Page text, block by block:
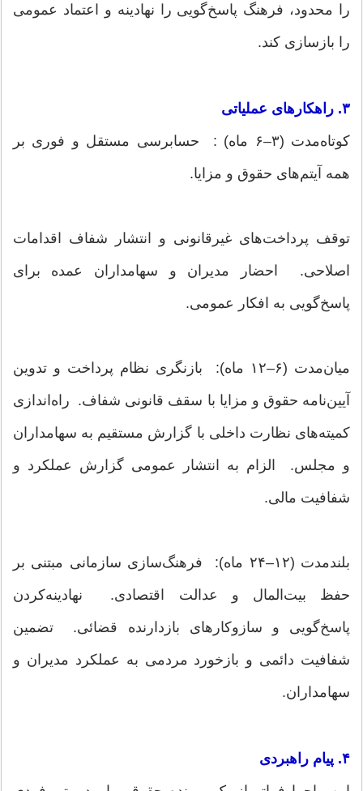
را محدود، فرهنگ پاسخ‌گویی را نهادینه و اعتماد عمومی
را بازسازی کند.
۳. راهکارهای عملیاتی
کوتاه‌مدت (۳–۶ ماه) : حسابرسی مستقل و فوری بر
همه آیتم‌های حقوق و مزایا.
توقف پرداخت‌های غیرقانونی و انتشار شفاف اقدامات
اصلاحی. احضار مدیران و سهامداران عمده برای
پاسخ‌گویی به افکار عمومی.
میان‌مدت (۶–۱۲ ماه): بازنگری نظام پرداخت و تدوین
آیین‌نامه حقوق و مزایا با سقف قانونی شفاف. راه‌اندازی
کمیته‌های نظارت داخلی با گزارش مستقیم به سهامداران
و مجلس. الزام به انتشار عمومی گزارش عملکرد و
شفافیت مالی.
بلندمدت (۱۲–۲۴ ماه): فرهنگ‌سازی سازمانی مبتنی بر
حفظ بیت‌المال و عدالت اقتصادی. نهادینه‌کردن
پاسخ‌گویی و سازوکارهای بازدارنده قضائی. تضمین
شفافیت دائمی و بازخورد مردمی به عملکرد مدیران و
سهامداران.
۴. پیام راهبردی